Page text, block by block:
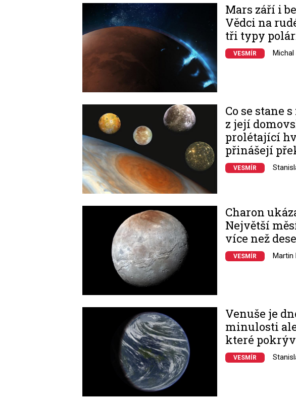
Image
Mars září i
Vědci na
tři typy
VESMÍR Michal
Co se stane
z její
prolétající
přinášejí
VESMÍR
Charon
Největší
více než
VESMÍR Martin
Venuše je
minulosti
které
VESMÍR